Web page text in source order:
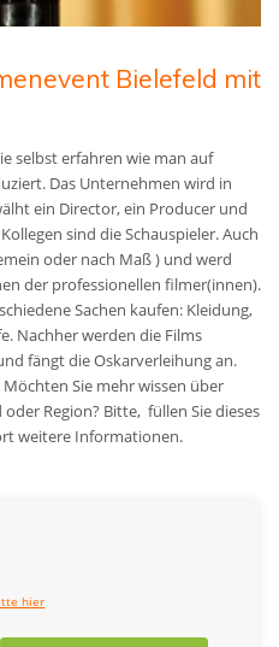
Bielefeld mit
selbst erfahren wie man auf
Das Unternehmen wird in
ein Director, ein Producer und
sind die Schauspieler. Auch
oder nach Maß ) und werd
der professionellen filmer(innen).
Sachen kaufen: Kleidung,
Nachher werden die Films
fängt die Oskarverleihung an.
Möchten Sie mehr wissen über
Region? Bitte, füllen Sie dieses
weitere Informationen.
hier